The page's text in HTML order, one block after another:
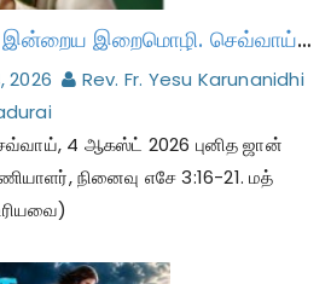
பரிவுநிறை வியான்னி. இன்றைய இறைமொழி. செவ்வாய், 4 ஆகஸ்ட் 2026.
2026
Rev. Fr. Yesu Karunanidhi
4 ஆகஸ்ட் 2026 புனித ஜான்
நினைவு எசே 3:16-21. மத்